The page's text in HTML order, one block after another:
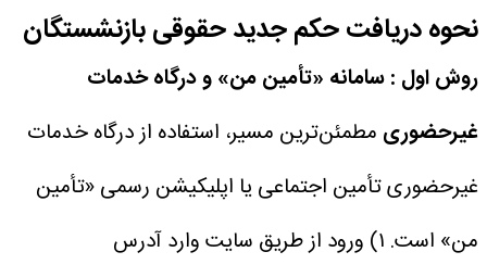
نحوه دریافت حکم جدید حقوقی بازنشستگان
روش اول : سامانه «تأمین من» و درگاه خدمات
غیرحضوری مطمئن‌ترین مسیر، استفاده از درگاه خدمات
غیرحضوری تأمین اجتماعی یا اپلیکیشن رسمی «تأمین
من» است. ۱) ورود از طریق سایت
وارد آدرس